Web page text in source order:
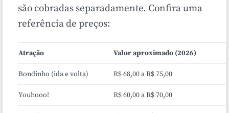
são cobradas separadamente. Confira uma
referência de preços:
Atração Valor aproximado (2026)
Bondinho (ida e volta) R$ 68,00 a R$ 75,00
Youhooo! R$ 60,00 a R$ 70,00